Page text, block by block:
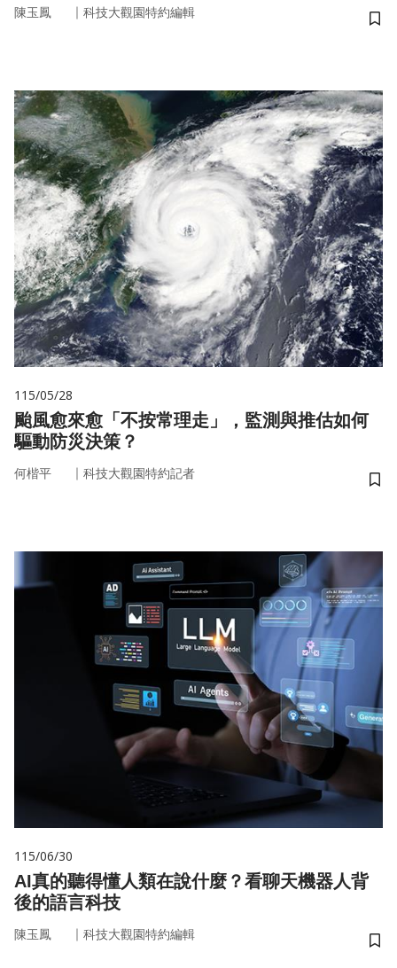
陳玉鳳 ｜ 科技大觀園特約編輯
儲
115/05/28
颱風愈來愈「不按常理走」，監測與推估如何
驅動防災決策？
何楷平 ｜ 科技大觀園特約記者
儲
115/06/30
AI真的聽得懂人類在說什麼？看聊天機器人背
後的語言科技
陳玉鳳 ｜ 科技大觀園特約編輯
儲